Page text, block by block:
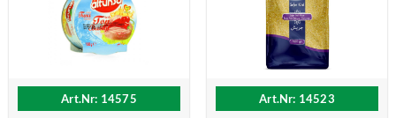
Art.Nr: 14575
Art.Nr: 14523